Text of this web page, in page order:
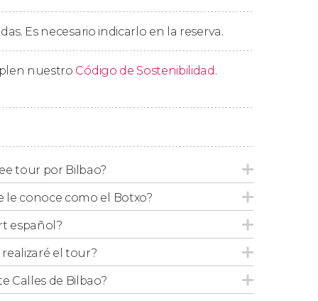
los lugares con más historia delCasco Viejo
monumentos como la catedral de
para desvelar una curiosidad de
concluiremos este free tour por Bilbao
junto a los principalesemblemas de
Es necesario indicarlo en la reserva.
nuestro Código de Sostenibilidad .
tour por Bilbao?
le conoce como el Botxo?
español?
el tour?
Calles de Bilbao?